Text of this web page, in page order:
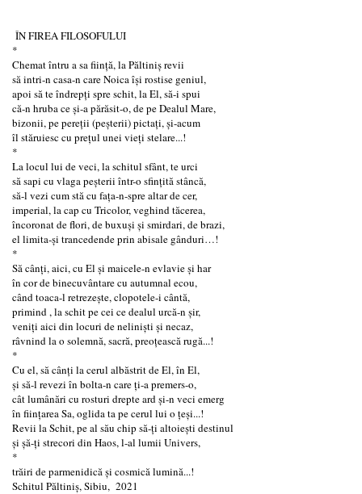
ÎN FIREA FILOSOFULUI
*
Chemat întru a sa ființă, la Păltiniș revii
să intri-n casa-n care Noica își rostise geniul,
apoi să te îndrepți spre schit, la El, să-i spui
că-n hruba ce și-a părăsit-o, de pe Dealul Mare,
bizonii, pe pereții (peșterii) pictați, și-acum
îl stăruiesc cu prețul unei vieți stelare...!
*
La locul lui de veci, la schitul sfânt, te urci
să sapi cu vlaga peșterii într-o sfințită stâncă,
să-l vezi cum stă cu fața-n-spre altar de cer,
imperial, la cap cu Tricolor, veghind tăcerea,
încoronat de flori, de buxuși și smirdari, de brazi,
el limita-și trancedende prin abisale gânduri…!
*
Să cânți, aici, cu El și maicele-n evlavie și har
în cor de binecuvântare cu autumnal ecou,
când toaca-l retrezește, clopotele-i cântă,
primind , la schit pe cei ce dealul urcă-n șir,
veniți aici din locuri de neliniști și necaz,
râvnind la o solemnă, sacră, preoțească rugă...!
*
Cu el, să cânți la cerul albăstrit de El, în El,
și să-l revezi în bolta-n care ți-a premers-o,
cât lumânări cu rosturi drepte ard și-n veci emerg
în ființarea Sa, oglida ta pe cerul lui o țeși...!
Revii la Schit, pe al său chip să-ți altoiești destinul
și șă-ți strecori din Haos, l-al lumii Univers,
*
trăiri de parmenidică și cosmică lumină...!
Schitul Păltiniș, Sibiu, 2021